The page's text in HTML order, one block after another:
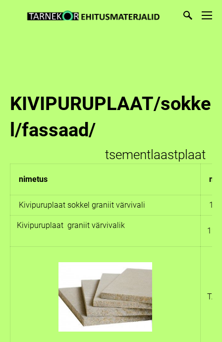
KIVIPURUPLAAT/sokke
l/fassaad/
tsementlaastplaat
nimetus
Kivipuruplaat sokkel graniit värvivali
Kivipuruplaat graniit värvivalik